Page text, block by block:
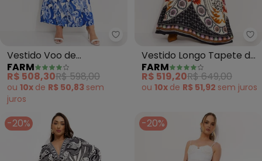
Farm - Vestido Voo de
Vestido Voo de
Porcelana (Off White)
FARM
R$ 508,30R$ 598,00
ou 10x de R$ 50,83 sem
juros
Vestido Longo Tapete de
Arara (Bege)
FARM
R$ 519,20R$ 649,00
ou 10x de R$ 51,92 sem juros
-20% -20%